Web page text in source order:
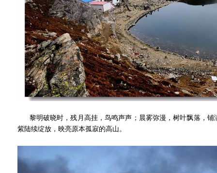
黎明破晓时，残月高挂，鸟鸣声声；晨雾弥漫，树叶飘落，铺
紫陆续绽放，映亮原本孤寂的高山。